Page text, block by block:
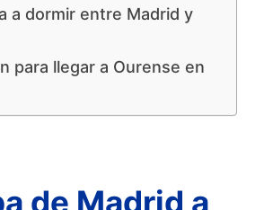
a dormir entre Madrid y
para llegar a Ourense en
de Madrid a